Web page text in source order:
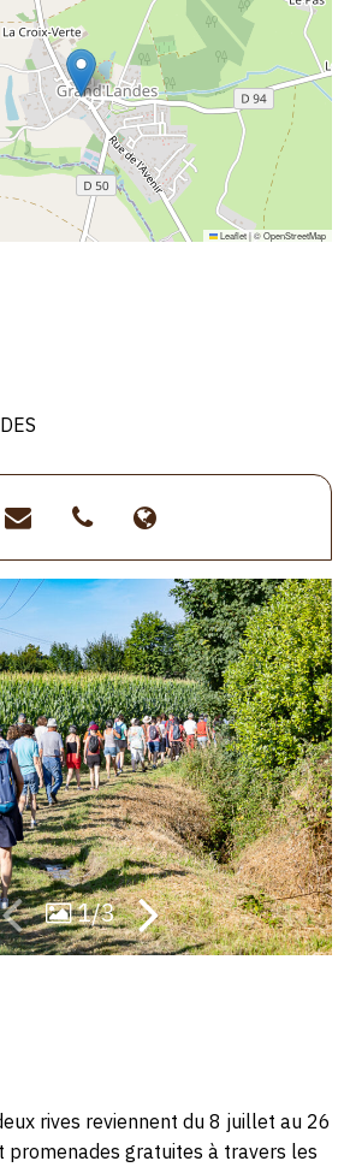
Leaflet|©OpenStreetMap
ot@vieetboulogne.fr
>02
51
31
89
15
>https://
vie-
et-
boulogne.fr
1/3
rives reviennent du 8 juillet au 26
promenades gratuites à travers les